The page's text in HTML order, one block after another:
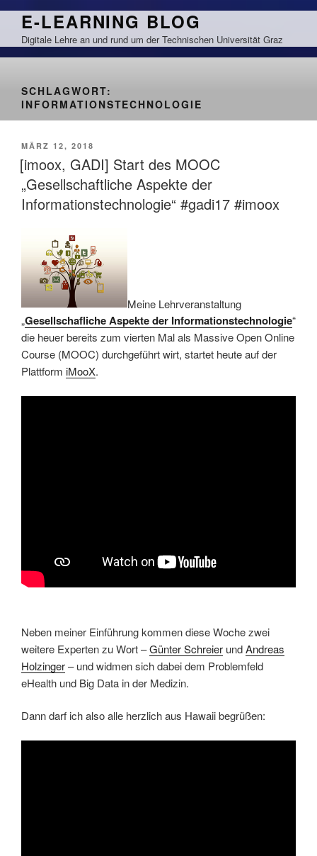
Zum
springen
E-LEARNING BLOG
Digitale Lehre an und rund um der Technischen Universität Graz
SCHLAGWORT:
INFORMATIONSTECHNOLOGIE
VERÖFFENTLICHT
AM
MÄRZ 12, 2018
[imoox, GADI] Start des MOOC
„Gesellschaftliche Aspekte der
Informationstechnologie“ #gadi17 #imoox
Meine Lehrveranstaltung
„Gesellschafliche Aspekte der Informationstechnologie“
die heuer bereits zum vierten Mal als Massive Open Online
Course (MOOC) durchgeführt wirt, startet heute auf der
Plattform iMooX.
Neben meiner Einführung kommen diese Woche zwei
weitere Experten zu Wort –Günter Schreier undAndreas
Holzinger– und widmen sich dabei dem Problemfeld
eHealth und Big Data in der Medizin.
Dann darf ich also alle herzlich aus Hawaii begrüßen: